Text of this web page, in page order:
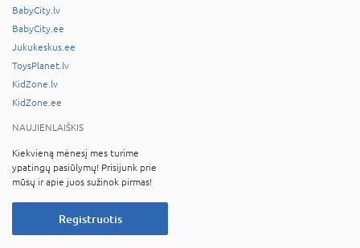
BabyCity.lv
BabyCity.ee
Jukukeskus.ee
ToysPlanet.lv
KidZone.lv
KidZone.ee
NAUJIENLAIŠKIS
Kiekvieną mėnesį mes turime
ypatingų pasiūlymų! Prisijunk prie
mūsų ir apie juos sužinok pirmas!
Registruotis